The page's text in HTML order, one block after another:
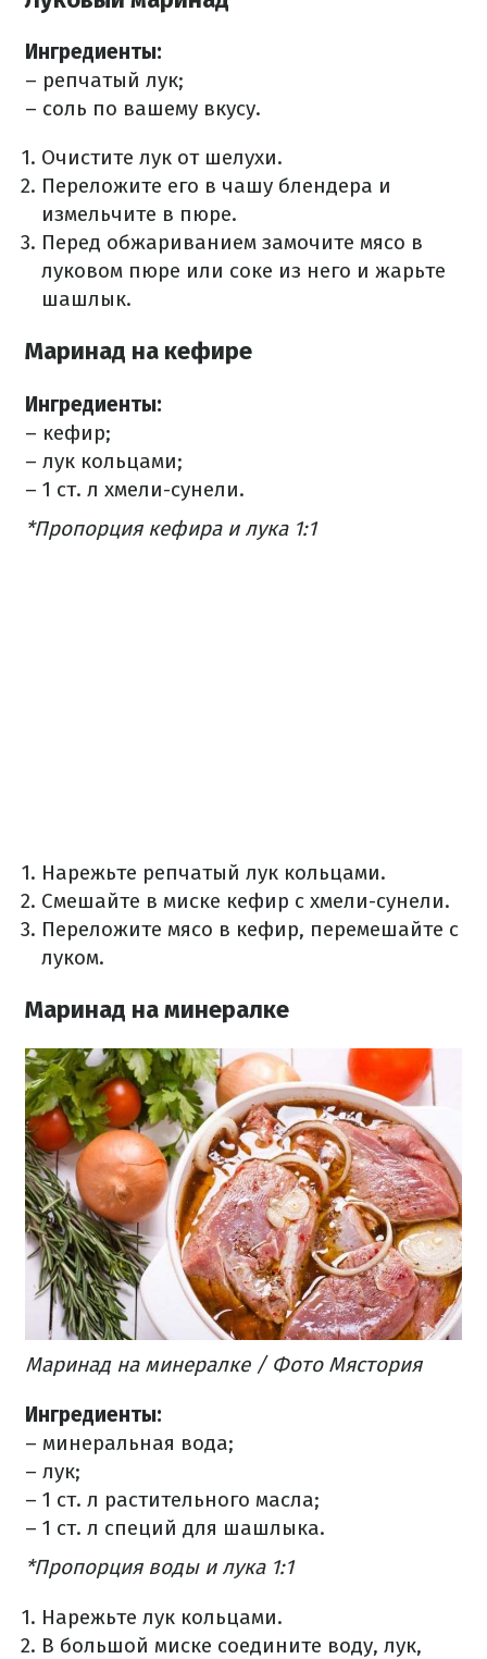
Ингредиенты:
– репчатый лук;
– соль по вашему вкусу.
Очистите лук от шелухи.
Переложите его в чашу блендера и
измельчите в пюре.
Перед обжариванием замочите мясо в
луковом пюре или соке из него и жарьте
шашлык.
Маринад на кефире
Ингредиенты:
– кефир;
– лук кольцами;
– 1 ст. л хмели-сунели.
*Пропорция кефира и лука 1:1
Нарежьте репчатый лук кольцами.
Смешайте в миске кефир с хмели-сунели.
Переложите мясо в кефир, перемешайте с
луком.
Маринад на минералке
Маринад на минералке / Фото Мястория
Ингредиенты:
– минеральная вода;
– лук;
– 1 ст. л растительного масла;
– 1 ст. л специй для шашлыка.
*Пропорция воды и лука 1:1
Нарежьте лук кольцами.
В большой миске соедините воду, лук,